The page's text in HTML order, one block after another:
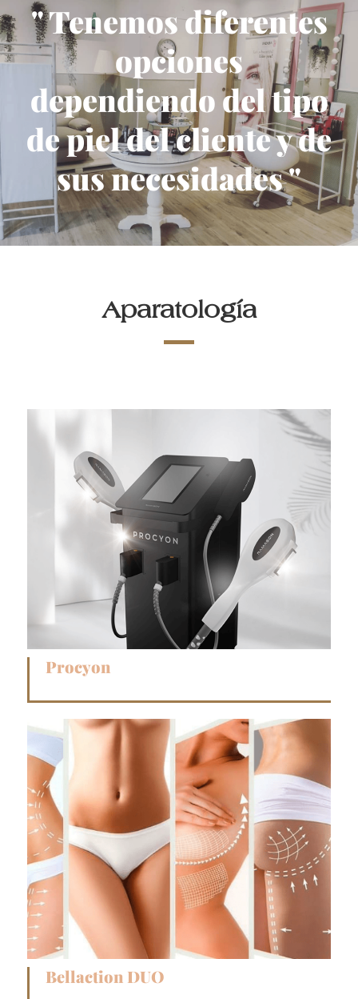
" Tenemos diferentes
opciones
dependiendo del tipo
de piel del cliente y de
sus necesidades "
Aparatología
Bellaction DUO
Procyon